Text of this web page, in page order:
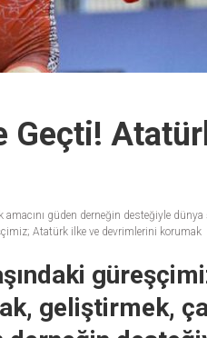
Geçti!
güden derneğin desteğiyle
Atatürk ilke ve devrimlerini korumak
geliştirmek,